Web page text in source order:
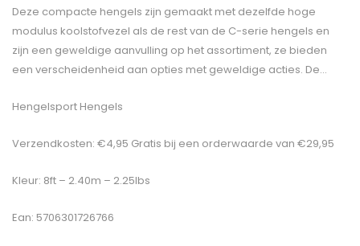
Deze compacte hengels zijn gemaakt met dezelfde hoge
modulus koolstofvezel als de rest van de C-serie hengels en
zijn een geweldige aanvulling op het assortiment, ze bieden
een verscheidenheid aan opties met geweldige acties. De…
Hengelsport Hengels
Verzendkosten: €4,95 Gratis bij een orderwaarde van €29,95
Kleur: 8ft – 2.40m – 2.25lbs
Ean: 5706301726766